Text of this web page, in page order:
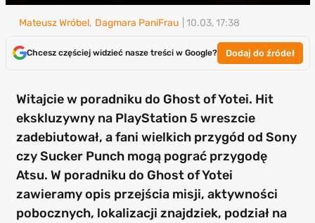
Mateusz Wróbel, Dagmara PaniFrau | 10.03, 17:38
Chcesz częściej widzieć nasze treści w Google? Dodaj do źródeł
Witajcie w poradniku do Ghost of Yotei. Hit
ekskluzywny na PlayStation 5 wreszcie
zadebiutował, a fani wielkich przygód od Sony
czy Sucker Punch mogą pograć przygodę
Atsu. W poradniku do Ghost of Yotei
zawieramy opis przejścia misji, aktywności
pobocznych, lokalizacji znajdziek, podział na